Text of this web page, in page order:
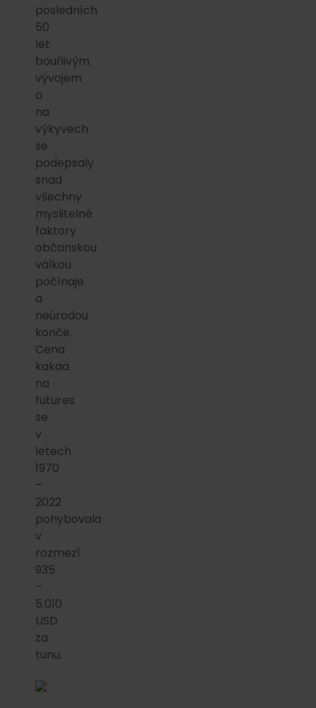
posledních
50
let
bouřlivým
vývojem
a
na
výkyvech
se
podepsaly
snad
všechny
myslitelné
faktory
občanskou
válkou
počínaje
a
neúrodou
konče.
Cena
kakaa
na
futures
se
v
letech
1970
–
2022
pohybovala
v
rozmezí
935
–
5.010
USD
za
tunu.